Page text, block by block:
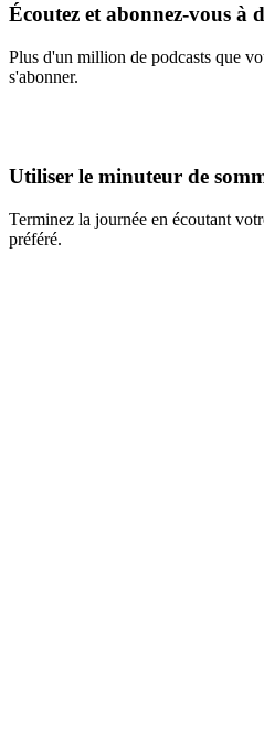
Écoutez et abonnez-vous à
Plus d'un million de podcasts que
s'abonner.
Utiliser le minuteur de
Terminez la journée en écoutant
préféré.